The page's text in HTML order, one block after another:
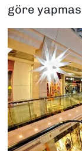
göre